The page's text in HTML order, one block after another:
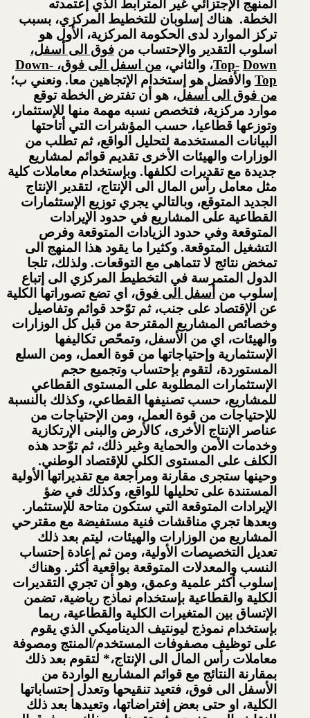
المنهج الإجتزائي غير المترابط الذي إعتمدته
الخطة. هناك إسلوبان للتخطيط المركزي، بسبب
تركز الموارد لدى الحكومة المركزية، الأول هو
اسلوب التقدير والإحتساب من فوق الى أسفل،
Top- Down ، والثاني، من اسفل الى فوق، Down-
Top والأفضل هو إستخدام الإتجاهين معا. ونعني ب؛
من فوق الى أسفل، هو أن تفترض الخطة توقع
موارد مركزية، فتخصص نسبه مهمة منها للإستثمار،
وتوزعها قطاعيا، حسب المؤشرات التي أتاحتها
البيانات المستخدمة لتحليل الواقع، ثم تطلب من
الوزارات والهيئات الأخرى تقديم قوائم لمشاريع
جديدة مع تقديرات لكلفها. وبإستخدام معاملات كلية
مثل معامل رأس المال الى الإنتاج، لتقدير الإنتاج
الجديد المتوقع، وبالتالي يجري توزيع الإستثمارات
القطاعية على المشاريع في حدود الإيرادات
المتوقعة وفي حدود الزيادات المتوقعة وفرص
التشغيل المتوقعة. وكثيرا ما يقود هذا المنهج الى
تمخض نتائج لا تتماهى مع التوقعات. ولذلك، تلجا
الدول المتمرسة في التخطيط المركزي الى إتباع
إسلوب من أسفل الى فوق، اي تضع تصوراتها الكلية
عن الإقتصاد على جنب، ثم توّحد قوائم وتفاصيل
وخصائص المشاريع المقترحة من قبل كل الوزارات
والهيئات، اي من الأسفل، وتمحّص تكاليفها
الإستثمارية وإحتياجاتها من قوة العمل، ومن السلع
المستوردة، لتقوم بإحتساب وتجميع حجم
الإستثمارات المطلوبة على المستوى القطاعي
للمشاريع، حسب تصنيفها القطاعي، وكذلك بالنسبة
للإحتياجات من قوة العمل، ومن الإحتياجات من
عناصر الإنتاج الأخرى، كالأرض والبنى الإرتكازية
وخدمات الأمن والحماية وغير ذلك، ثم توّحد هذه
الكلف على المستوى الكلي للإقتصاد الوطني.
وحينها ستجرى مقارنة ومراجعة مع تقديراتها الأولية
المستندة على تحليلها للواقع، وكذلك في ضؤ
الإيرادات المتوقعة التي ستكون متاحة للإستثمار.
وبعدها تجري مناقشات فنية مستفيضة مع مقترحي
المشاريع من الوزارات والهيئات، ليتم بعد ذلك
تعديل التخصيصات الأولية، ومن ثم إعادة إحتساب
النسب والمعدلات المتوقعة بواقعية أكثر. وهناك
إسلوب أكثر علمية وعمق، وهو أن تجري التقديرات
الكلية والقطاعية بإستخدام نماذج رياضية، تضمن
الإتساق بين المتغيرات الكلية والقطاعية، ربما
بإستخدام نموذج ليونتيف الديناميكي الذي يقوم
على توظيف مصفوفات المستخدم/المنتج ومصوفة
معاملات رأس المال الى الإنتاج،* لتقوم بعد ذلك
بمقارنة النتائج مع قوائم المشاريع الواردة من
الأسفل الى فوق، فتعيد تنقيحها وتعدل إحتساباتها
الكلية، او حتى بعض إفتراضاتها، وتعيدها بعد ذلك